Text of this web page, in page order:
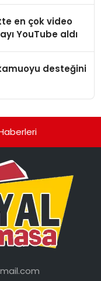
en çok video
YouTube aldı
desteğini